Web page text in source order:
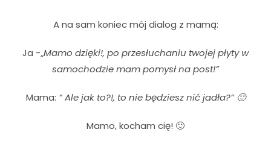
A na sam koniec mój dialog z mamą:
Ja -„Mamo dzięki!, po przesłuchaniu twojej płyty w
samochodzie mam pomysł na post!”
Mama: ” Ale jak to?!, to nie będziesz nić jadła?” 🙂
Mamo, kocham cię! 🙂